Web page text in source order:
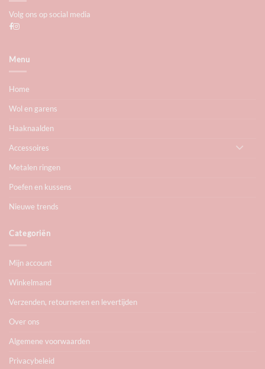
Volg ons op social media
Menu
Home
Wol en garens
Haaknaalden
Accessoires
Metalen ringen
Poefen en kussens
Nieuwe trends
Categoriën
Mijn account
Winkelmand
Verzenden, retourneren en levertijden
Over ons
Algemene voorwaarden
Privacybeleid